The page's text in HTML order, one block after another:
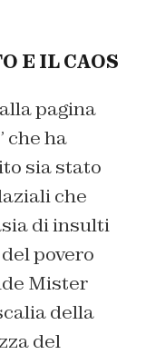
E IL CAOS
pagina
che ha
sia stato
che
di insulti
povero
Mister
della
del